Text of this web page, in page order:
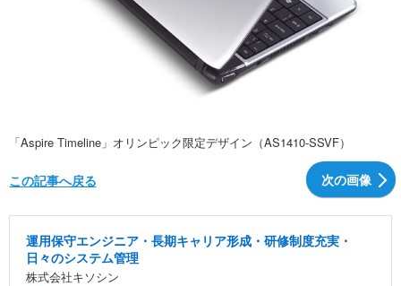
「Aspire Timeline」オリンピック限定デザイン（AS1410-SSVF）
次の画像
この記事へ戻る
運用保守エンジニア・長期キャリア形成・研修制度充実・
日々のシステム管理
株式会社キソシン